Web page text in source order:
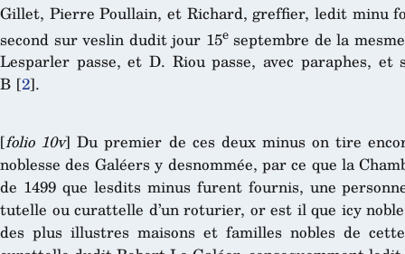
Gillet, Pierre Poullain, et Richard, greffier, ledit minu
second sur veslin dudit jour 15eseptembre de la
Lesparler passe, et D. Riou passe, avec paraphes, et
B [2].
[folio 10v] Du premier de ces deux minus on tire
noblesse des Galéers y desnommée, par ce que la
de 1499 que lesdits minus furent fournis, une
tutelle ou curattelle d’un roturier, or est il que icy
des plus illustres maisons et familles nobles de